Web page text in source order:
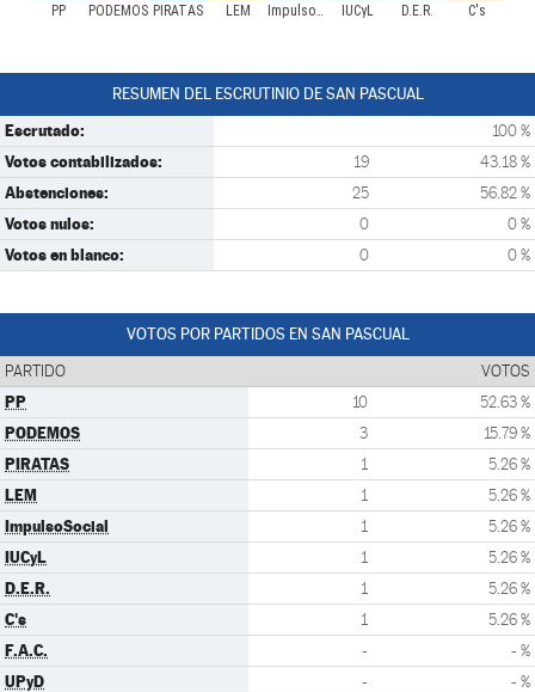
PP PODEMOS PIRATAS LEM ImpulsoSocial IUCyL D.E.R. C's
RESUMEN DEL ESCRUTINIO DE SAN PASCUAL
Escrutado: 100 %
Votos contabilizados: 19 43.18 %
Abstenciones: 25 56.82 %
Votos nulos: 0 0 %
Votos en blanco: 0 0 %
VOTOS POR PARTIDOS EN SAN PASCUAL
PARTIDO VOTOS
PP 10 52.63 %
PODEMOS 3 15.79 %
PIRATAS 1 5.26 %
LEM 1 5.26 %
ImpulsoSocial 1 5.26 %
IUCyL 1 5.26 %
D.E.R. 1 5.26 %
C's 1 5.26 %
F.A.C. - - %
UPyD - - %